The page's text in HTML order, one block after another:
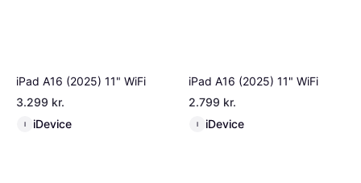
iPad A16 (2025) 11" WiFi
3.299 kr.
I iDevice
iPad A16 (2025) 11" WiFi
2.799 kr.
I iDevice